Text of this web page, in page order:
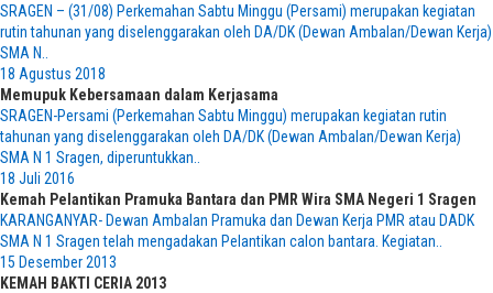
SRAGEN – (31/08) Perkemahan Sabtu Minggu (Persami) merupakan kegiatan
rutin tahunan yang diselenggarakan oleh DA/DK (Dewan Ambalan/Dewan Kerja)
SMA N..
18 Agustus 2018
Memupuk Kebersamaan dalam Kerjasama
SRAGEN-Persami (Perkemahan Sabtu Minggu) merupakan kegiatan rutin
tahunan yang diselenggarakan oleh DA/DK (Dewan Ambalan/Dewan Kerja)
SMA N 1 Sragen, diperuntukkan..
18 Juli 2016
Kemah Pelantikan Pramuka Bantara dan PMR Wira SMA Negeri 1 Sragen
KARANGANYAR- Dewan Ambalan Pramuka dan Dewan Kerja PMR atau DADK
SMA N 1 Sragen telah mengadakan Pelantikan calon bantara. Kegiatan..
15 Desember 2013
KEMAH BAKTI CERIA 2013